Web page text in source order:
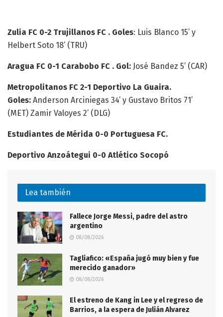
Zulia FC 0-2 Trujillanos FC . Goles: Luis Blanco 15’ y
Helbert Soto 18’ (TRU)
Aragua FC 0-1 Carabobo FC . Gol: José Bandez 5’ (CAR)
Metropolitanos FC 2-1 Deportivo La Guaira.
Goles: Anderson Arciniegas 34’ y Gustavo Britos 71’
(MET) Zamir Valoyes 2’ (DLG)
Estudiantes de Mérida 0-0 Portuguesa FC.
Deportivo Anzoátegui 0-0 Atlético Socopó
Lea también
Fallece Jorge Messi, padre del astro
argentino
08/08/2026
Tagliafico: «España jugó muy bien y fue
merecido ganador»
08/08/2026
El estreno de Kang in Lee y el regreso de
Barrios, a la espera de Julián Alvarez